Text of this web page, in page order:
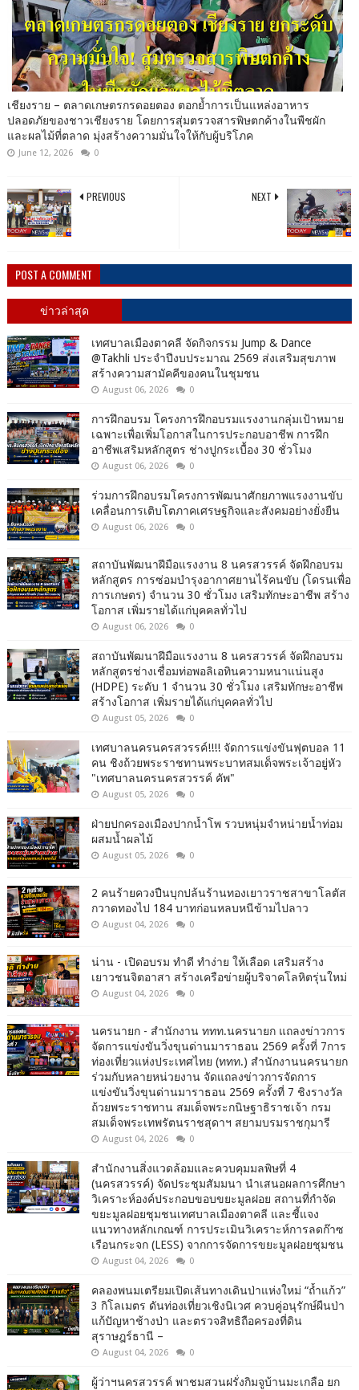
เชียงราย – ตลาดเกษตรกรดอยตอง ตอกย้ำการเป็นแหล่งอาหาร
ปลอดภัยของชาวเชียงราย โดยการสุ่มตรวจสารพิษตกค้างในพืชผัก
และผลไม้ที่ตลาด มุ่งสร้างความมั่นใจให้กับผู้บริโภค
June 12, 2026 0
NEXT
PREVIOUS
POST A COMMENT
ข่าวล่าสุด
เทศบาลเมืองตาคลี จัดกิจกรรม Jump & Dance
@Takhli ประจำปีงบประมาณ 2569 ส่งเสริมสุขภาพ
สร้างความสามัคคีของคนในชุมชน
August 06, 2026 0
การฝึกอบรม โครงการฝึกอบรมแรงงานกลุ่มเป้าหมาย
เฉพาะเพื่อเพิ่มโอกาสในการประกอบอาชีพ การฝึก
อาชีพเสริมหลักสูตร ช่างปูกระเบื้อง 30 ชั่วโมง
August 06, 2026 0
ร่วมการฝึกอบรมโครงการพัฒนาศักยภาพแรงงานขับ
เคลื่อนการเติบโตภาคเศรษฐกิจและสังคมอย่างยั่งยืน
August 06, 2026 0
สถาบันพัฒนาฝีมือแรงงาน 8 นครสวรรค์ จัดฝึกอบรม
หลักสูตร การซ่อมบำรุงอากาศยานไร้คนขับ (โดรนเพื่อ
การเกษตร) จำนวน 30 ชั่วโมง เสริมทักษะอาชีพ สร้าง
โอกาส เพิ่มรายได้แก่บุคคลทั่วไป
August 06, 2026 0
สถาบันพัฒนาฝีมือแรงงาน 8 นครสวรรค์ จัดฝึกอบรม
หลักสูตรช่างเชื่อมท่อพอลิเอทินความหนาแน่นสูง
(HDPE) ระดับ 1 จำนวน 30 ชั่วโมง เสริมทักษะอาชีพ
สร้างโอกาส เพิ่มรายได้แก่บุคคลทั่วไป
August 05, 2026 0
เทศบาลนครนครสวรรค์!!!! จัดการแข่งขันฟุตบอล 11
คน ชิงถ้วยพระราชทานพระบาทสมเด็จพระเจ้าอยู่หัว
"เทศบาลนครนครสวรรค์ คัพ"
August 05, 2026 0
ฝ่ายปกครองเมืองปากน้ำโพ รวบหนุ่มจำหน่ายน้ำท่อม
ผสมน้ำผลไม้
August 05, 2026 0
2 คนร้ายควงปืนบุกปล้นร้านทองเยาวราชสาขาโลตัส
กวาดทองไป 184 บาทก่อนหลบหนีข้ามไปลาว
August 04, 2026 0
น่าน - เปิดอบรม ทำดี ทำง่าย ให้เลือด เสริมสร้าง
เยาวชนจิตอาสา สร้างเครือข่ายผู้บริจาคโลหิตรุ่นใหม่
August 04, 2026 0
นครนายก - สำนักงาน ททท.นครนายก แถลงข่าวการ
จัดการแข่งขันวิ่งขุนด่านมาราธอน 2569 ครั้งที่ 7การ
ท่องเที่ยวแห่งประเทศไทย (ททท.) สำนักงานนครนายก
ร่วมกับหลายหน่วยงาน จัดแถลงข่าวการจัดการ
แข่งขันวิ่งขุนด่านมาราธอน 2569 ครั้งที่ 7 ชิงรางวัล
ถ้วยพระราชทาน สมเด็จพระกนิษฐาธิราชเจ้า กรม
สมเด็จพระเทพรัตนราชสุดาฯ สยามบรมราชกุมารี
August 04, 2026 0
สำนักงานสิ่งแวดล้อมและควบคุมมลพิษที่ 4
(นครสวรรค์) จัดประชุมสัมมนา นำเสนอผลการศึกษา
วิเคราะห์องค์ประกอบขอบขยะมูลฝอย สถานที่กำจัด
ขยะมูลฝอยชุมชนเทศบาลเมืองตาคลี และชี้แจง
แนวทางหลักเกณฑ์ การประเมินวิเคราะห์การลดก๊าซ
เรือนกระจก (LESS) จากการจัดการขยะมูลฝอยชุมชน
August 04, 2026 0
คลองพนมเตรียมเปิดเส้นทางเดินป่าแห่งใหม่ “ถ้ำแก้ว”
3 กิโลเมตร ดันท่องเที่ยวเชิงนิเวศ ควบคู่อนุรักษ์ผืนป่า
แก้ปัญหาช้างป่า และตรวจสิทธิถือครองที่ดิน
สุราษฎร์ธานี –
August 04, 2026 0
ผู้ว่าฯนครสวรรค์ พาชมสวนฝรั่งกิมจูบ้านมะเกลือ ยก